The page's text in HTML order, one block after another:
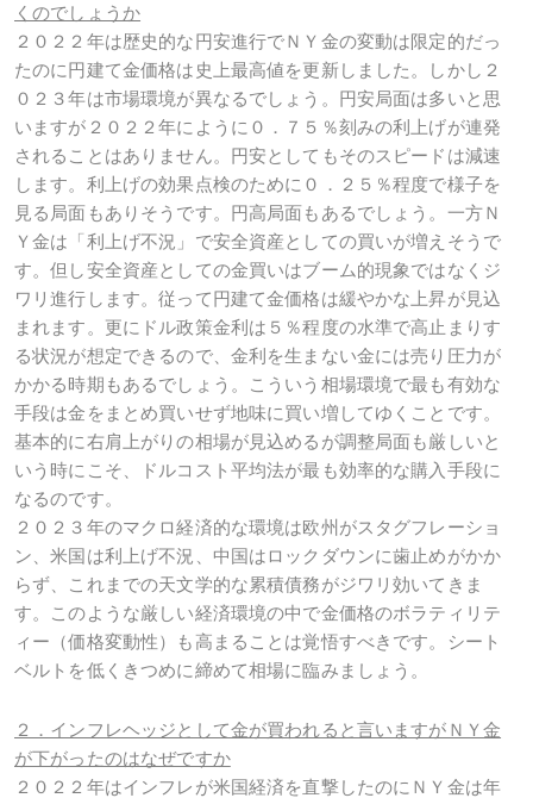
くのでしょうか
２０２２年は歴史的な円安進行でＮＹ金の変動は限定的だっ
たのに円建て金価格は史上最高値を更新しました。しかし２
０２３年は市場環境が異なるでしょう。円安局面は多いと思
いますが２０２２年にように０．７５％刻みの利上げが連発
されることはありません。円安としてもそのスピードは減速
します。利上げの効果点検のために０．２５％程度で様子を
見る局面もありそうです。円高局面もあるでしょう。一方Ｎ
Ｙ金は「利上げ不況」で安全資産としての買いが増えそうで
す。但し安全資産としての金買いはブーム的現象ではなくジ
ワリ進行します。従って円建て金価格は緩やかな上昇が見込
まれます。更にドル政策金利は５％程度の水準で高止まりす
る状況が想定できるので、金利を生まない金には売り圧力が
かかる時期もあるでしょう。こういう相場環境で最も有効な
手段は金をまとめ買いせず地味に買い増してゆくことです。
基本的に右肩上がりの相場が見込めるが調整局面も厳しいと
いう時にこそ、ドルコスト平均法が最も効率的な購入手段に
なるのです。
２０２３年のマクロ経済的な環境は欧州がスタグフレーショ
ン、米国は利上げ不況、中国はロックダウンに歯止めがかか
らず、これまでの天文学的な累積債務がジワリ効いてきま
す。このような厳しい経済環境の中で金価格のボラティリテ
ィー（価格変動性）も高まることは覚悟すべきです。シート
ベルトを低くきつめに締めて相場に臨みましょう。
２．インフレヘッジとして金が買われると言いますがＮＹ金
が下がったのはなぜですか
２０２２年はインフレが米国経済を直撃したのにＮＹ金は年